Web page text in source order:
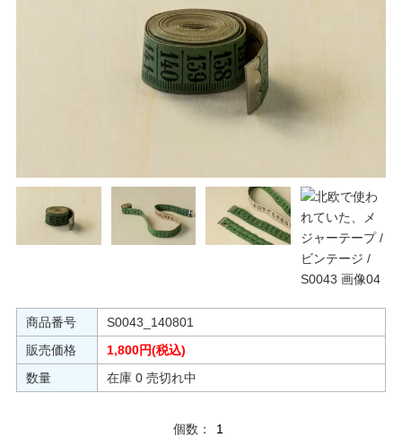
商品番号
S0043_140801
販売価格
1,800円(税込)
数量
在庫 0 売切れ中
個数：